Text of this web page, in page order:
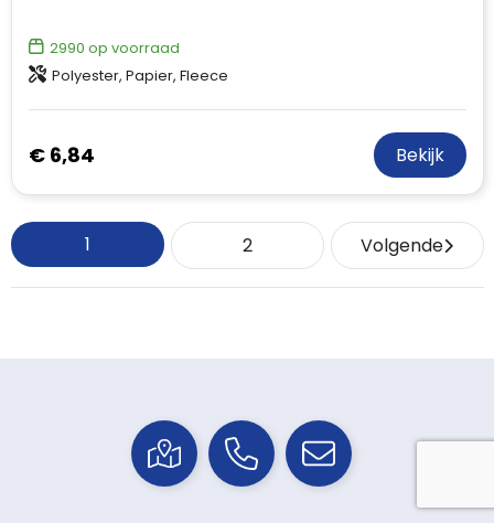
2990 op voorraad
Polyester, Papier, Fleece
€ 6,84 Bekijk
1 2 Volgende